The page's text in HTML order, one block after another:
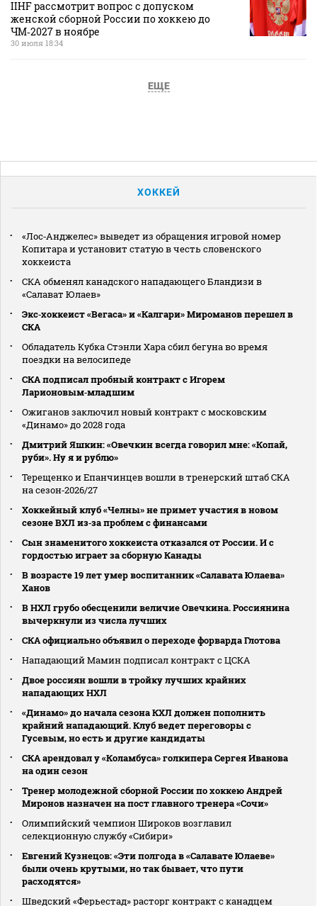
IIHF рассмотрит вопрос с допуском
женской сборной России по хоккею до
ЧМ‑2027 в ноябре
30 июля 18:34
ЕЩЕ
ХОККЕЙ
«Лос‑Анджелес» выведет из обращения игровой номер
Копитара и установит статую в честь словенского
хоккеиста
СКА обменял канадского нападающего Бландизи в
«Салават Юлаев»
Экс‑хоккеист «Вегаса» и «Калгари» Мироманов перешел в
СКА
Обладатель Кубка Стэнли Хара сбил бегуна во время
поездки на велосипеде
СКА подписал пробный контракт с Игорем
Ларионовым‑младшим
Ожиганов заключил новый контракт с московским
«Динамо» до 2028 года
Дмитрий Яшкин: «Овечкин всегда говорил мне: «Копай,
руби». Ну я и рублю»
Терещенко и Епанчинцев вошли в тренерский штаб СКА
на сезон‑2026/27
Хоккейный клуб «Челны» не примет участия в новом
сезоне ВХЛ из‑за проблем с финансами
Сын знаменитого хоккеиста отказался от России. И с
гордостью играет за сборную Канады
В возрасте 19 лет умер воспитанник «Салавата Юлаева»
Ханов
В НХЛ грубо обесценили величие Овечкина. Россиянина
вычеркнули из числа лучших
СКА официально объявил о переходе форварда Глотова
Нападающий Мамин подписал контракт с ЦСКА
Двое россиян вошли в тройку лучших крайних
нападающих НХЛ
«Динамо» до начала сезона КХЛ должен пополнить
крайний нападающий. Клуб ведет переговоры с
Гусевым, но есть и другие кандидаты
СКА арендовал у «Коламбуса» голкипера Сергея Иванова
на один сезон
Тренер молодежной сборной России по хоккею Андрей
Миронов назначен на пост главного тренера «Сочи»
Олимпийский чемпион Широков возглавил
селекционную службу «Сибири»
Евгений Кузнецов: «Эти полгода в «Салавате Юлаеве»
были очень крутыми, но так бывает, что пути
расходятся»
Шведский «Ферьестад» расторг контракт с канадцем